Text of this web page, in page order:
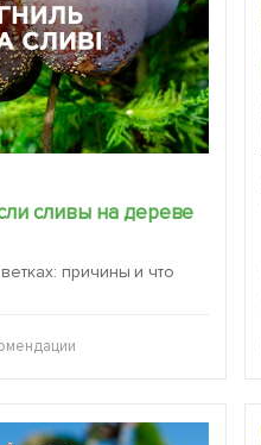
сливы на дереве
причины и что